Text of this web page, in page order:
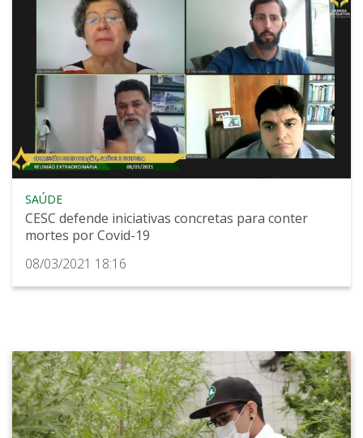
SAÚDE
CESC defende iniciativas concretas para conter
mortes por Covid-19
08/03/2021 18:16